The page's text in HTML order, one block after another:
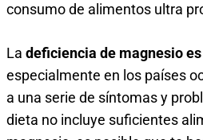
consumo de alimentos ultra
La deficiencia de magnesio
especialmente en los países
a una serie de síntomas y
dieta no incluye suficientes